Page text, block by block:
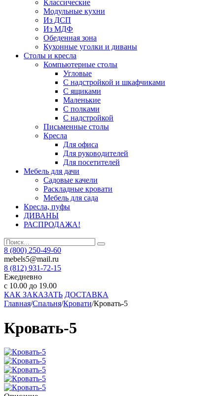
Классические
Модульные кухни
Из ДСП
Из МДФ
Обеденная зона
Кухонные уголки и диваны
Столы и кресла
Компьютерные столы
Угловые
С надстройкой и шкафчиками
С ящиками
Маленькие
С полками
С надстройкой
Письменные столы
Кресла
Для офиса
Для руководителей
Для посетителей
Мебель для дачи
Садовые качели
Раскладные кровати
Мебель для сада
Кресла, пуфы
ДИВАНЫ
РАСПРОДАЖА!
8 (800) 250-49-60
mebels5@mail.ru
8 (812) 931-72-15
Ежедневно
с 10.00 до 19.00
КАК ЗАКАЗАТЬ ДОСТАВКА
Главная/Спальня/Кровати/Кровать-5
Кровать-5